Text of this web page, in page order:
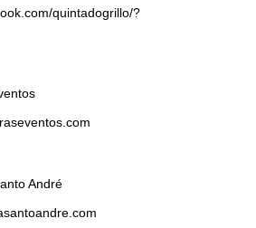
quintadogrillo/?
André